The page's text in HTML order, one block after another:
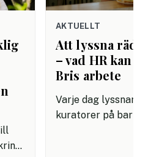
AKTUELLT
Att lyssna
– vad HR kan
Bris arbete
Varje dag lyssnar
kuratorer på barn